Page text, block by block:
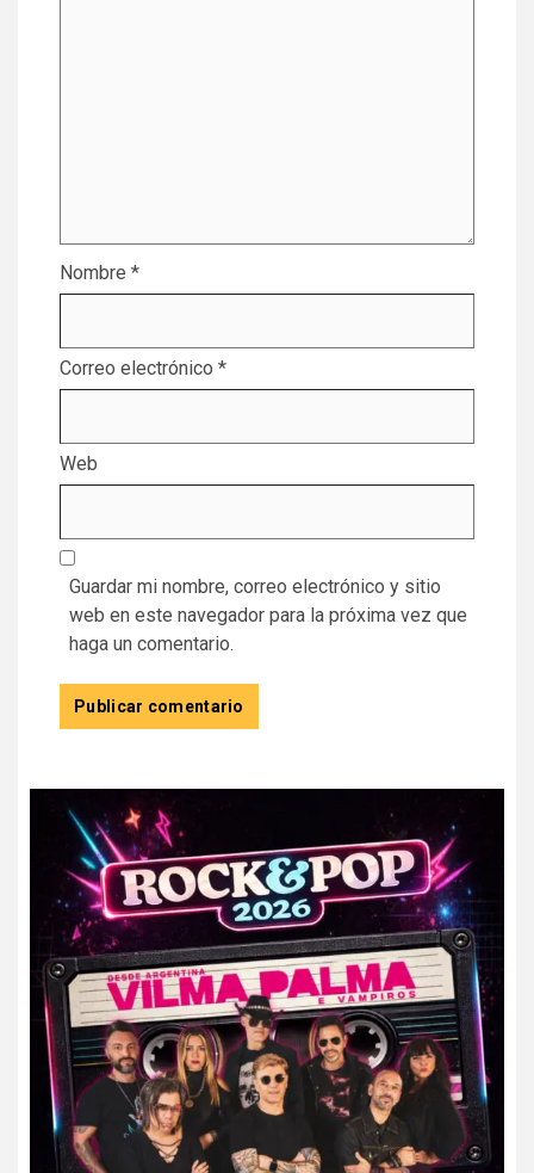
Nombre *
Correo electrónico *
Web
Guardar mi nombre, correo electrónico y sitio
web en este navegador para la próxima vez que
haga un comentario.